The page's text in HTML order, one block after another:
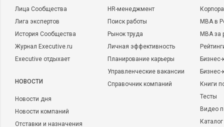
Лица Сообщества
Лига экспертов
История Сообщества
Журнал Executive.ru
Executive отдыхает
НОВОСТИ
Новости дня
Новости компаний
Отставки и назначения
HR-менеджмент
Поиск работы
Рынок труда
Личная эффективность
Планирование карьеры
Управленческие вакансии
Справочник компаний
MBA в
MBA
Бизнес-
Книги
Тесты
Видео